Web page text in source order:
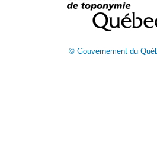
© Gouvernement du